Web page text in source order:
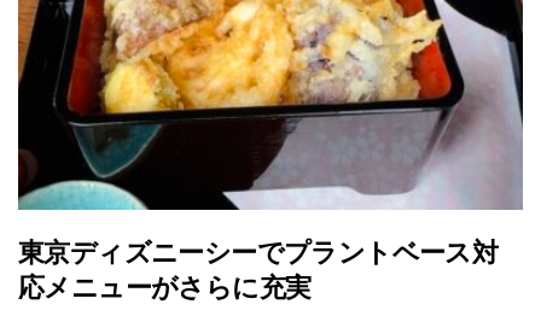
東京ディズニーシーでプラントベース対
応メニューがさらに充実